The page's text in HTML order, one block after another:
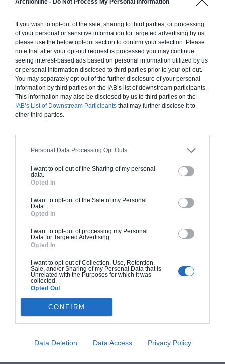
If you wish to opt-out of the sale, sharing to third parties, or processing
of your personal or sensitive information for targeted advertising by us,
please use the below opt-out section to confirm your selection. Please
note that after your opt-out request is processed you may continue
seeing interest-based ads based on personal information utilized by us
or personal information disclosed to third parties prior to your opt-out.
You may separately opt-out of the further disclosure of your personal
information by third parties on the IAB’s list of downstream participants.
This information may also be disclosed by us to third parties on the
IAB’s List of Downstream Participants that may further disclose it to
other third parties.
Personal Data Processing Opt Outs
I want to opt-out of the Sharing of my personal
data.
Opted In
I want to opt-out of the Sale of my Personal
Data.
Opted In
I want to opt-out of processing my Personal
Data for Targeted Advertising.
Opted In
I want to opt-out of Collection, Use, Retention,
Sale, and/or Sharing of my Personal Data that Is
Unrelated with the Purposes for which it was
collected.
Opted Out
CONFIRM
Data Deletion Data Access Privacy Policy
Finitions haut de gamme. Le prix "clé en main"
inclut le gros oeuvre et le second oeuvre (cuisine,
peinture, sols...), mais exclut piscine, jardin et
clôture.
À partir de
276 000€ TTC
standards. Construction en bloc coffrant isolant
(RT 2020). Finitions haut de gamme. Le prix "clé
en main" inclut le gros oeuvre et le second
oeuvre (cuisine, peinture, sols...), mais exclut
À partir de
319 000€ TTC